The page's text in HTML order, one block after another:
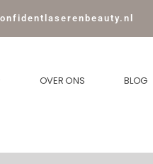
OVER ONS BLOG